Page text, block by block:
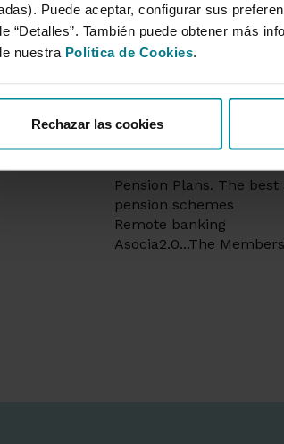
Puede aceptar, configurar sus
“Detalles”. También puede obtener más
nuestra Política de Cookies.
Rechazar las cookies
Mortgages
Cards
Pension Plans. The
pension schemes
Remote banking
Asocia2.0...The